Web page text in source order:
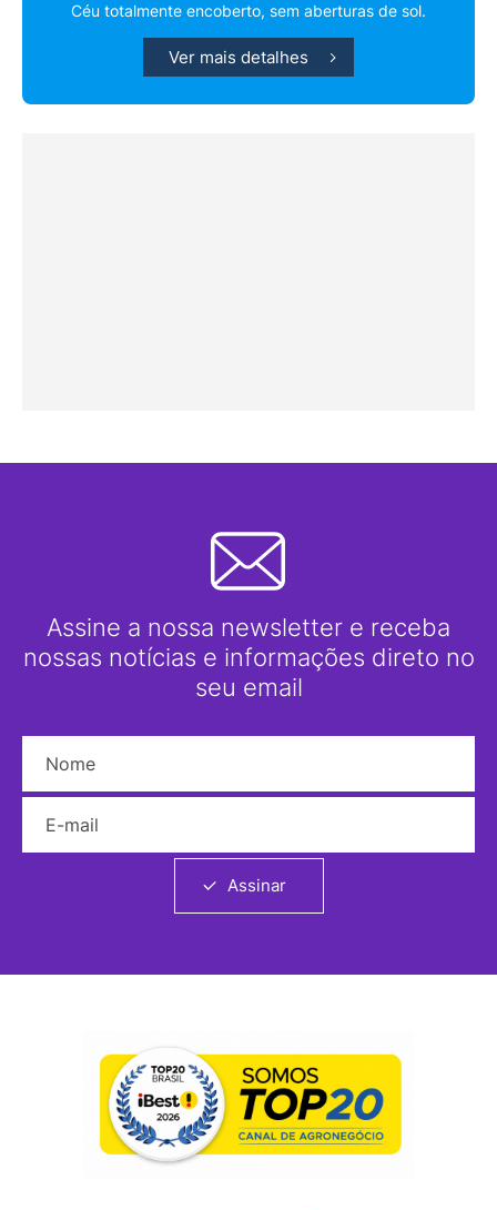
Céu totalmente encoberto, sem aberturas de sol.
Ver mais detalhes
Assine a nossa newsletter e receba
nossas notícias e informações direto no
seu email
Assinar